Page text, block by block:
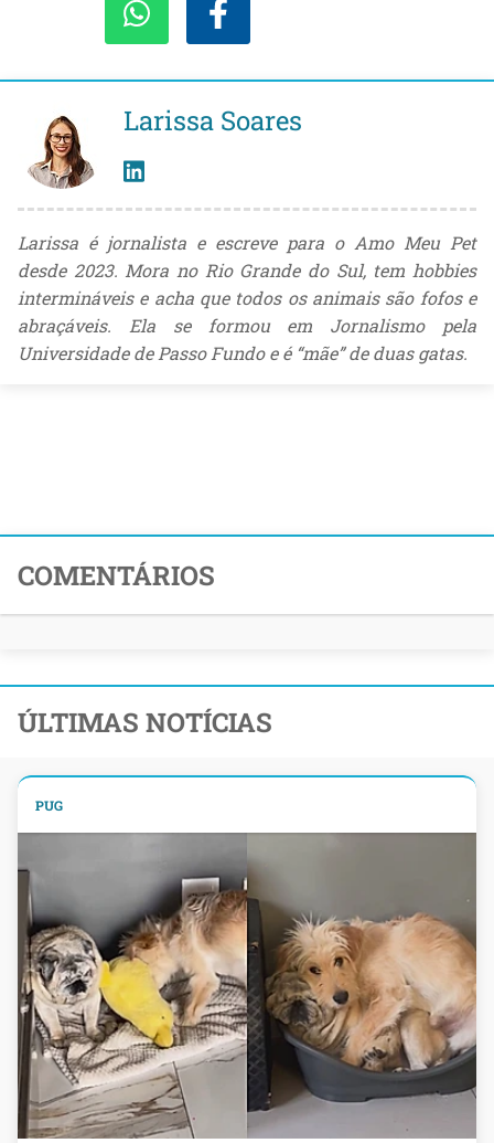
Larissa Soares
Larissa é jornalista e escreve para o Amo Meu Pet
desde 2023. Mora no Rio Grande do Sul, tem hobbies
intermináveis e acha que todos os animais são fofos e
abraçáveis. Ela se formou em Jornalismo pela
Universidade de Passo Fundo e é “mãe” de duas gatas.
COMENTÁRIOS
ÚLTIMAS NOTÍCIAS
PUG